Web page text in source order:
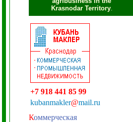
Krasnodar Territory.
+7 918 441 85 99
kubanmakler@mail.ru
Коммерческая